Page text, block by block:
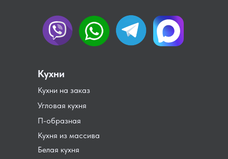
Кухня из массива
Угловая кухня
Кухни на заказ
П-образная
Белая кухня
Кухни